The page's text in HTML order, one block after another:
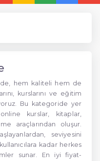
hem kaliteli hem de
kurslarını ve eğitim
Bu kategoride yer
kurslar, kitaplar,
araçlarından oluşur.
seviyesini
kadar herkes
sunar. En iyi fiyat-